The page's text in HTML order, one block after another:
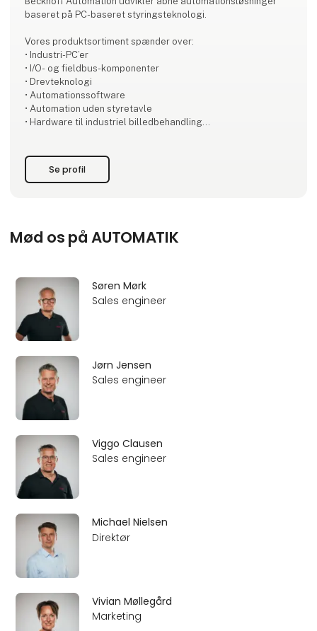
baseret på PC-baseret styringsteknologi.
Vores produktsortiment spænder over:
• Industri-PC’er
• I/O- og fieldbus-komponenter
• Drevteknologi
• Automationssoftware
• Automation uden styretavle
• Hardware til industriel billedbehandling
Hvert produkt kan anvendes som selvstændige komponenter
løsninger, der bruges over hel
Se profil
Mød os på AUTOMATIK
Søren Mørk
Sales engineer
Jørn Jensen
Sales engineer
Viggo Clausen
Sales engineer
Michael Nielsen
Direktør
Vivian Møllegård
Marketing